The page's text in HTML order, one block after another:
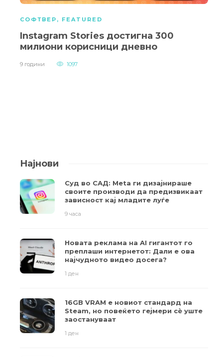
СОФТВЕР , FEATURED
Instagram Stories достигна 300
милиони корисници дневно
9 години 1097
Најнови
Суд во САД: Meta ги дизајнираше
своите производи да предизвикаат
зависност кај младите луѓе
9 часа
Новата реклама на AI гигантот го
преплаши интернетот: Дали е ова
најчудното видео досега?
1 ден
16GB VRAM е новиот стандард на
Steam, но повеќето гејмери ​​сè уште
заостануваат
1 ден